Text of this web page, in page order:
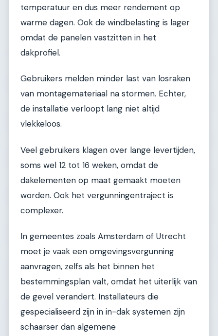
temperatuur en dus meer rendement op
warme dagen. Ook de windbelasting is lager
omdat de panelen vastzitten in het
dakprofiel.
Gebruikers melden minder last van losraken
van montagemateriaal na stormen. Echter,
de installatie verloopt lang niet altijd
vlekkeloos.
Veel gebruikers klagen over lange levertijden,
soms wel 12 tot 16 weken, omdat de
dakelementen op maat gemaakt moeten
worden. Ook het vergunningentraject is
complexer.
In gemeentes zoals Amsterdam of Utrecht
moet je vaak een omgevingsvergunning
aanvragen, zelfs als het binnen het
bestemmingsplan valt, omdat het uiterlijk van
de gevel verandert. Installateurs die
gespecialiseerd zijn in in-dak systemen zijn
schaarser dan algemene